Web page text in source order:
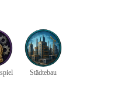
Städtebau